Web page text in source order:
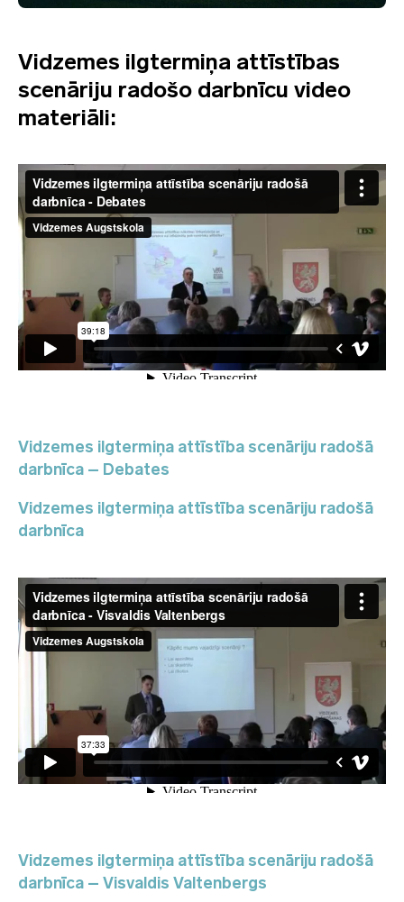
Vidzemes ilgtermiņa attīstības
scenāriju radošo darbnīcu video
materiāli:
Vidzemes ilgtermiņa attīstība scenāriju radošā
darbnīca – Debates
Vidzemes ilgtermiņa attīstība scenāriju radošā
darbnīca
Vidzemes ilgtermiņa attīstība scenāriju radošā
darbnīca – Visvaldis Valtenbergs